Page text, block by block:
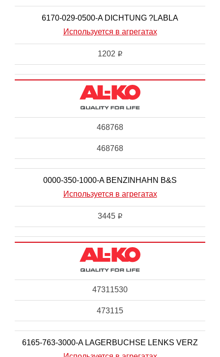
6170-029-0500-A DICHTUNG ?LABLA
Используется в агрегатах
1202 i
468768
468768
0000-350-1000-A BENZINHAHN B&S
Используется в агрегатах
3445 i
47311530
473115
6165-763-3000-A LAGERBUCHSE LENKS VERZ